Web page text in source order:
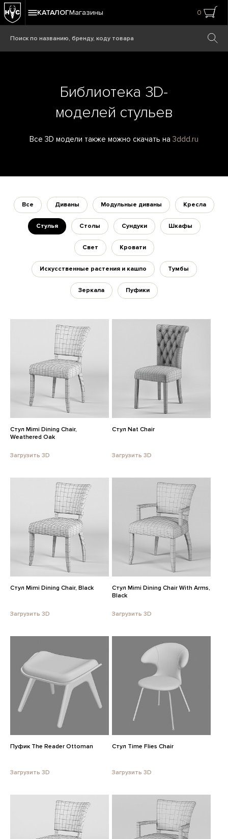
КАТАЛОГМагазины 0
Библиотека 3D-
моделей стульев
Все 3D модели также можно скачать на 3ddd.ru
Все Диваны Модульные диваны Кресла
Стулья Столы Сундуки Шкафы
Свет Кровати
Искусственные растения и кашпо Тумбы
Зеркала Пуфики
Стул Mimi Dining Chair,
Weathered Oak
Загрузить 3D
Стул Nat Chair
Загрузить 3D
Стул Mimi Dining Chair, Black
Загрузить 3D
Стул Mimi Dining Chair With Arms,
Black
Загрузить 3D
Пуфик The Reader Ottoman
Загрузить 3D
Стул Time Flies Chair
Загрузить 3D